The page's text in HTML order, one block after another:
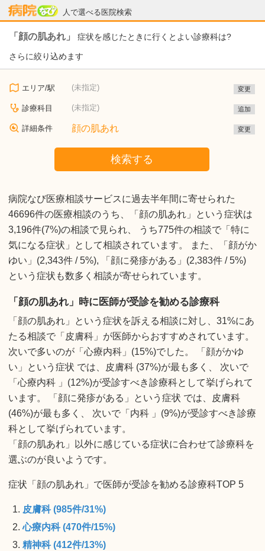
人で選べる医院検索
病院なび
「顔の肌あれ」 症状を感じたときに行くとよい診療科は?
さらに絞り込めます
エリア/駅 (未指定) 変更
診療科目 (未指定) 追加
詳細条件 顔の肌あれ 変更
検索する
病院なび医療相談サービスに過去半年間に寄せられた
46696件の医療相談のうち、「顔の肌あれ」という症状は
3,196件(7%)の相談で見られ、 うち775件の相談で「特に
気になる症状」として相談されています。 また、「顔がか
ゆい」(2,343件 / 5%), 「顔に発疹がある」(2,383件 / 5%)
という症状も数多く相談が寄せられています。
「顔の肌あれ」時に医師が受診を勧める診療科
「顔の肌あれ」という症状を訴える相談に対し、31%にあ
たる相談で「皮膚科」が医師からおすすめされています。
次いで多いのが「心療内科」(15%)でした。 「顔がかゆ
い」という症状 では、皮膚科 (37%)が最も多く、 次いで
「心療内科 」(12%)が受診すべき診療科として挙げられて
います。 「顔に発疹がある」という症状 では、皮膚科
(46%)が最も多く、 次いで「内科 」(9%)が受診すべき診療
科として挙げられています。
「顔の肌あれ」以外に感じている症状に合わせて診療科を
選ぶのが良いようです。
症状「顔の肌あれ」で医師が受診を勧める診療科TOP 5
皮膚科 (985件/31%)
心療内科 (470件/15%)
精神科 (412件/13%)